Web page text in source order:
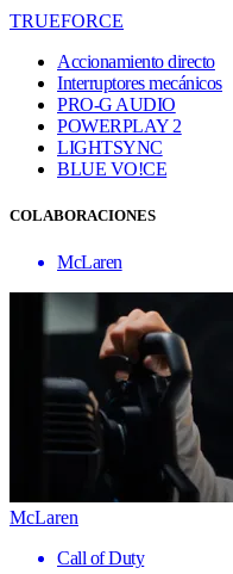
TRUEFORCE
Accionamiento directo
Interruptores mecánicos
PRO-G AUDIO
POWERPLAY 2
LIGHTSYNC
BLUE VO!CE
COLABORACIONES
McLaren
McLaren
Call of Duty